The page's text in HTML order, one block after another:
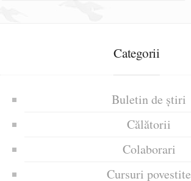
Categorii
Buletin de știri
Călătorii
Colaborari
Cursuri povestite